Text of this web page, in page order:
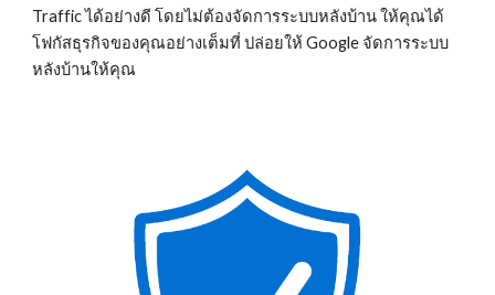
Traffic ได้อย่างดี โดยไม่ต้องจัดการระบบหลังบ้าน ให้คุณได้
โฟกัสธุรกิจของคุณอย่างเต็มที่ ปล่อยให้ Google จัดการระบบ
หลังบ้านให้คุณ